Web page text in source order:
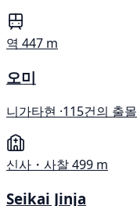
역 447 m
오미
니가타현 ·115건의 출몰
신사・사찰499 m
Seikai Jinja